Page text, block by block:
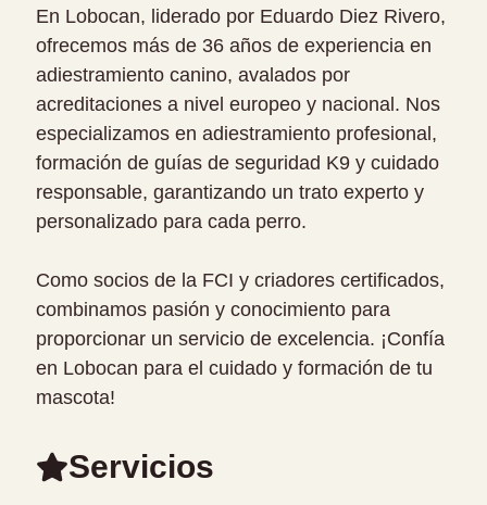
En Lobocan, liderado por Eduardo Diez Rivero,
ofrecemos más de 36 años de experiencia en
adiestramiento canino, avalados por
acreditaciones a nivel europeo y nacional. Nos
especializamos en adiestramiento profesional,
formación de guías de seguridad K9 y cuidado
responsable, garantizando un trato experto y
personalizado para cada perro.
Como socios de la FCI y criadores certificados,
combinamos pasión y conocimiento para
proporcionar un servicio de excelencia. ¡Confía
en Lobocan para el cuidado y formación de tu
mascota!
Servicios